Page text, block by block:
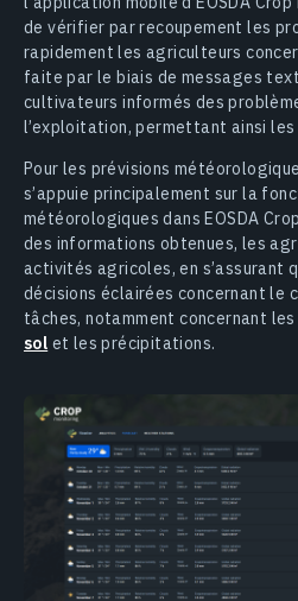
de vérifier par recoupement les
rapidement les agriculteurs
faite par le biais de messages
cultivateurs informés des
l’exploitation, permettant ainsi les
Pour les prévisions
s’appuie principalement sur la
météorologiques dans EOSDA
des informations obtenues, les
activités agricoles, en s’assurant
décisions éclairées concernant le
tâches, notamment concernant les
sol et les précipitations.